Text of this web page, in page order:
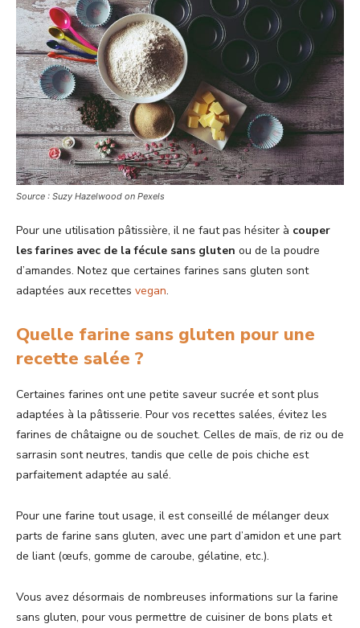
Source : Suzy Hazelwood on Pexels
Pour une utilisation pâtissière, il ne faut pas hésiter à couper
les farines avec de la fécule sans gluten ou de la poudre
d’amandes. Notez que certaines farines sans gluten sont
adaptées aux recettes vegan.
Quelle farine sans gluten pour une
recette salée ?
Certaines farines ont une petite saveur sucrée et sont plus
adaptées à la pâtisserie. Pour vos recettes salées, évitez les
farines de châtaigne ou de souchet. Celles de maïs, de riz ou de
sarrasin sont neutres, tandis que celle de pois chiche est
parfaitement adaptée au salé.
Pour une farine tout usage, il est conseillé de mélanger deux
parts de farine sans gluten, avec une part d’amidon et une part
de liant (œufs, gomme de caroube, gélatine, etc.).
Vous avez désormais de nombreuses informations sur la farine
sans gluten, pour vous permettre de cuisiner de bons plats et